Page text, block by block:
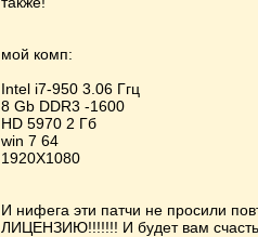
мой комп:
Intel i7-950 3.06 Ггц
8 Gb DDR3 -1600
HD 5970 2 Гб
win 7 64
1920Х1080
И нифега эти патчи не просили
ЛИЦЕНЗИЮ!!!!!!! И будет вам